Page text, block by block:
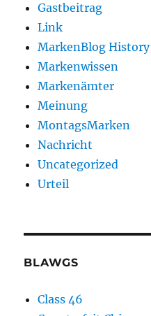
Gastbeitrag
Link
MarkenBlog History
Markenwissen
Markenämter
Meinung
MontagsMarken
Nachricht
Uncategorized
Urteil
BLAWGS
Class 46